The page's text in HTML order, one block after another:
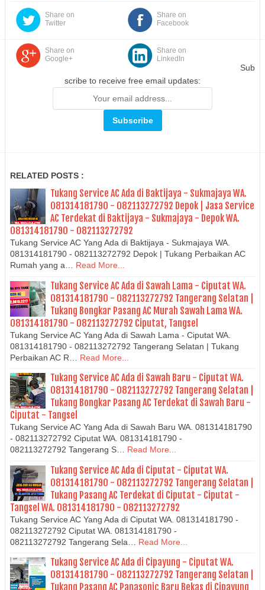
Share on
Facebook
Share on
Twitter
Share on
Google+
Share on
LinkedIn
Sub
scribe to receive free email updates:
RELATED POSTS :
Tukang Service AC Ada di Baktijaya - Sukmajaya WA.
081314181790 - 082113272792 Depok | Jasa Service
AC Terdekat di Baktijaya - Sukmajaya - Depok WA.
081314181790 - 082113272792
Tukang Service AC Yang Ada di Baktijaya - Sukmajaya WA.
081314181790 - 082113272792 Depok | Tukang Perbaikan AC
Rumah yang a…
Read More...
Tukang Service AC Ada di Sawah Lama - Ciputat WA.
081314181790 - 082113272792 Tangerang Selatan |
Tukang Bongkar Pasang AC Murah Sawah Lama WA.
081314181790 - 082113272792 Ciputat, Tangsel
Tukang Service AC Yang Ada di Sawah Lama - Ciputat WA.
081314181790 - 082113272792 Tangerang Selatan | Tukang
Perbaikan AC R…
Read More...
Tukang Service AC Ada di Sawah Baru - Ciputat WA.
081314181790 - 082113272792 Tangerang Selatan |
Tukang Bongkar Pasang AC Terdekat di Sawah Baru -
Ciputat - Tangsel
Tukang Service AC Yang Ada di Sawah Baru WA. 081314181790
- 082113272792 Ciputat WA. 081314181790 -
082113272792 Tangerang S…
Read More...
Tukang Service AC Ada di Ciputat - Ciputat WA.
081314181790 - 082113272792 Tangerang Selatan |
Tukang Pasang AC Terdekat di Ciputat - Ciputat -
Tangsel WA. 081314181790 - 082113272792
Tukang Service AC Yang Ada di Ciputat WA. 081314181790 -
082113272792 Ciputat WA. 081314181790 -
082113272792 Tangerang Sela…
Read More...
Tukang Service AC Ada di Cipayung - Ciputat WA.
081314181790 - 082113272792 Tangerang Selatan |
Tukang Pasang AC Panasonic Baru Bekas di Cipayung